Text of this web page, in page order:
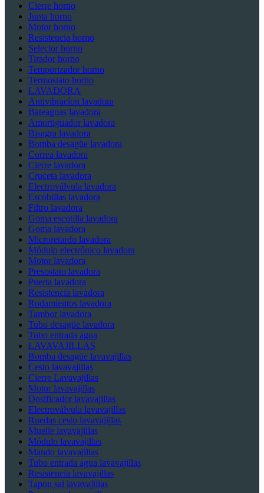
Cierre horno
Junta horno
Motor horno
Resistencia horno
Selector horno
Tirador horno
Temporizador horno
Termostato horno
LAVADORA
Antivibracíon lavadora
Bateaguas lavadora
Amortiguador lavadora
Bisagra lavadora
Bomba desagüe lavadora
Correa lavadora
Cierre lavadora
Cruceta lavadora
Electroválvula lavadora
Escobillas lavadora
Filtro lavadora
Goma escotilla lavadora
Goma lavadora
Microretardo lavadora
Módulo electrónico lavadora
Motor lavadora
Presostato lavadora
Puerta lavadora
Resistencia lavadora
Rodamientos lavadora
Tambor lavadora
Tubo desagüe lavadora
Tubo entrada agua
LAVAVAJILLAS
Bomba desagüe lavavajillas
Cesto lavavajillas
Cierre Lavavajillas
Motor lavavajillas
Dosificador lavavajillas
Electroválvula lavavajillas
Ruedas cesto lavavajillas
Muelle lavavajillas
Módulo lavavajillas
Mando lavavajillas
Tubo entrada agua lavavajillas
Resistencia lavavajillas
Tapon sal lavavajillas